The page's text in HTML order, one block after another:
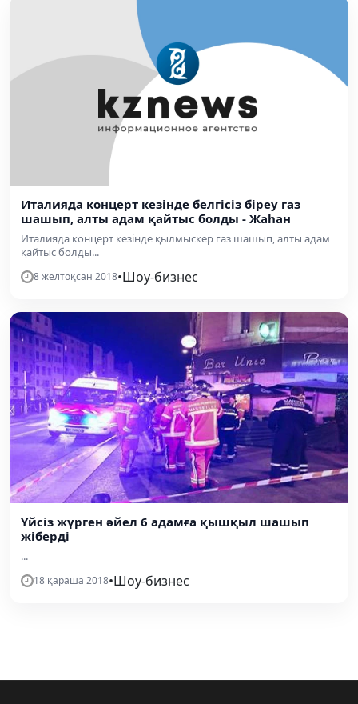
Италияда концерт кезінде белгісіз біреу газ
шашып, алты адам қайтыс болды - Жаһан
Италияда концерт кезінде қылмыскер газ шашып, алты адам
қайтыс болды...
8 желтоқсан 2018•Шоу-бизнес
Үйсіз жүрген әйел 6 адамға қышқыл шашып
жіберді
...
18 қараша 2018•Шоу-бизнес